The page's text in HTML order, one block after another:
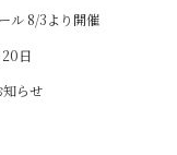
ル 8/3より開催
日
らせ